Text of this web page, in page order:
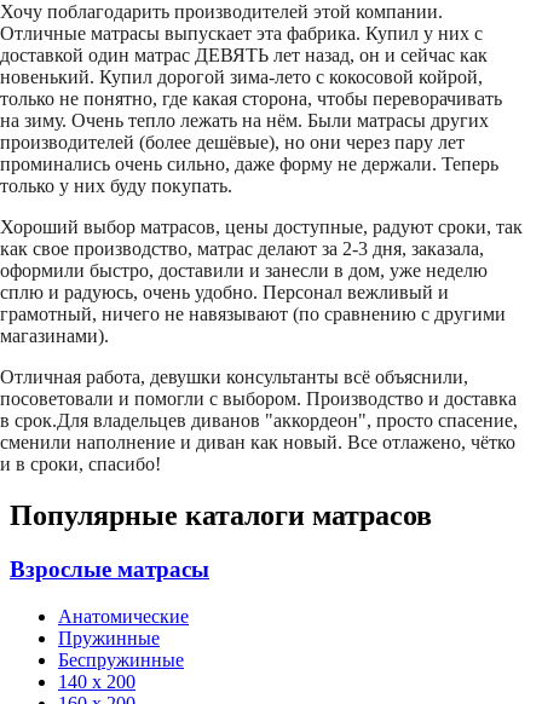
Хочу поблагодарить производителей этой компании.
Отличные матрасы выпускает эта фабрика. Купил у них с
доставкой один матрас ДЕВЯТЬ лет назад, он и сейчас как
новенький. Купил дорогой зима-лето с кокосовой койрой,
только не понятно, где какая сторона, чтобы переворачивать
на зиму. Очень тепло лежать на нём. Были матрасы других
производителей (более дешёвые), но они через пару лет
проминались очень сильно, даже форму не держали. Теперь
только у них буду покупать.
Хороший выбор матрасов, цены доступные, радуют сроки, так
как свое производство, матрас делают за 2-3 дня, заказала,
оформили быстро, доставили и занесли в дом, уже неделю
сплю и радуюсь, очень удобно. Персонал вежливый и
грамотный, ничего не навязывают (по сравнению с другими
магазинами).
Отличная работа, девушки консультанты всё объяснили,
посоветовали и помогли с выбором. Производство и доставка
в срок.Для владельцев диванов "аккордеон", просто спасение,
сменили наполнение и диван как новый. Все отлажено, чётко
и в сроки, спасибо!
Популярные каталоги матрасов
Взрослые матрасы
Анатомические
Пружинные
Беспружинные
140 х 200